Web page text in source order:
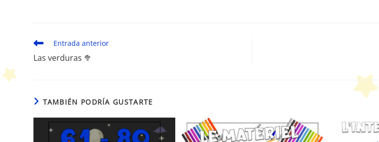
Leer
artículos
Entrada anterior
Las verduras 🥦
TAMBIÉN PODRÍA GUSTARTE